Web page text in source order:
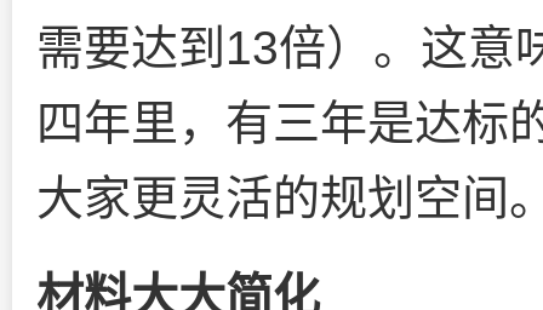
需要达到13倍）。这意
四年里，有三年是达标
大家更灵活的规划空间
材料大大简化